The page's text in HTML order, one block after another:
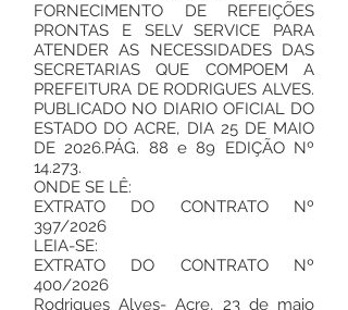
FORNECIMENTO DE REFEIÇÕES
PRONTAS E SELV SERVICE PARA
ATENDER AS NECESSIDADES DAS
SECRETARIAS QUE COMPOEM A
PREFEITURA DE RODRIGUES ALVES.
PUBLICADO NO DIARIO OFICIAL DO
ESTADO DO ACRE, DIA 25 DE MAIO
DE 2026.PÁG. 88 e 89 EDIÇÃO Nº
14.273.
ONDE SE LÊ:
EXTRATO DO CONTRATO Nº
397/2026
LEIA-SE:
EXTRATO DO CONTRATO Nº
400/2026
Rodrigues Alves- Acre, 23 de maio